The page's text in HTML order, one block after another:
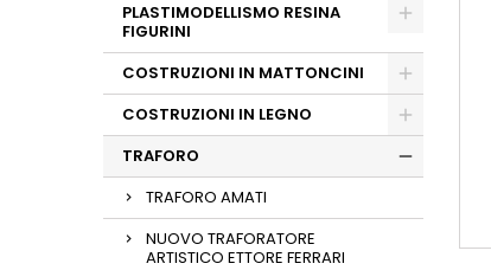
PLASTIMODELLISMO RESINA
FIGURINI
COSTRUZIONI IN MATTONCINI
COSTRUZIONI IN LEGNO
TRAFORO
TRAFORO AMATI
NUOVO TRAFORATORE
ARTISTICO ETTORE FERRARI